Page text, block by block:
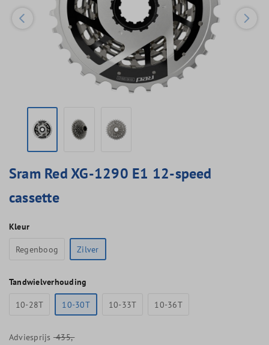
Sram Red XG-1290 E1 12-speed
cassette
Kleur
Regenboog
Zilver
Tandwielverhouding
10-28T
10-30T 10-33T 10-36T
Adviesprijs 435,-